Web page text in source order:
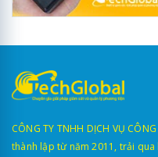
CÔNG TY TNHH DỊCH VỤ
thành lập từ năm 2011, trải